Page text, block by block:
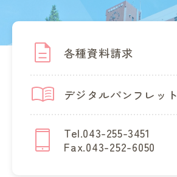
各種資料請求
デジタルパンフレット
Tel.043-255-3451
Fax.043-252-6050